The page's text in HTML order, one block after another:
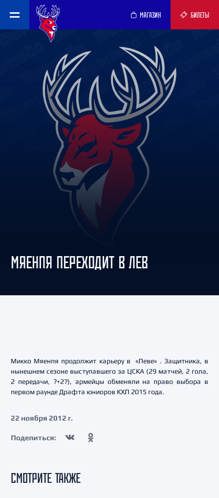
МАГАЗИН БИЛЕТЫ
МЯЕНПЯ ПЕРЕХОДИТ В ЛЕВ
Микко Мяенпя продолжит карьеру в «Леве» . Защитника, в
нынешнем сезоне выступавшего за ЦСКА (29 матчей, 2 гола,
2 передачи, ?+2?), армейцы обменяли на право выбора в
первом раунде Драфта юниоров КХЛ 2015 года.
22 ноября 2012 г.
Поделиться:
СМОТРИТЕ ТАКЖЕ